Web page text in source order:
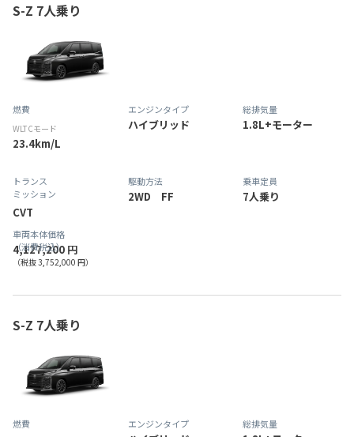
S-Z 7人乗り
燃費
WLTCモード
23.4km/L
エンジンタイプ
ハイブリッド
総排気量
1.8L+モーター
トランス
ミッション
CVT
駆動方法
2WD FF
乗車定員
7人乗り
車両本体価格
（消費税込）
4,127,200 円
（税抜 3,752,000 円）
S-Z 7人乗り
燃費 エンジンタイプ 総排気量